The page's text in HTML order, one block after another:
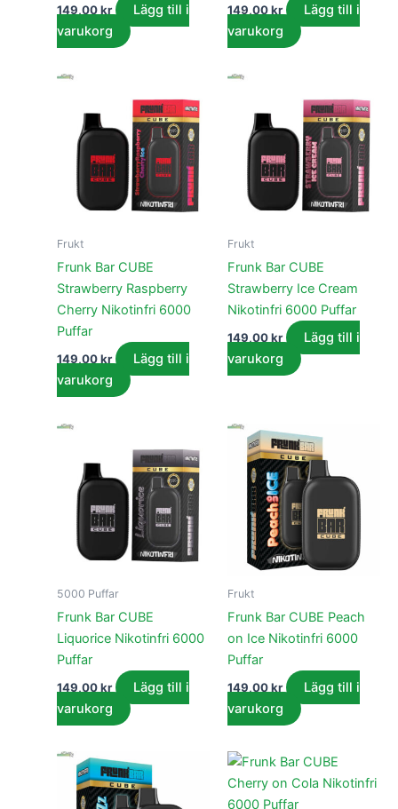
149,00kr
Lägg till i
varukorg
149,00kr
Lägg till i
varukorg
Frukt
Frunk Bar CUBE
Strawberry Raspberry
Cherry Nikotinfri 6000
Puffar
149,00kr
Lägg till i
varukorg
Frukt
Frunk Bar CUBE
Strawberry Ice Cream
Nikotinfri 6000 Puffar
149,00kr
Lägg till i
varukorg
5000 Puffar
Frunk Bar CUBE
Liquorice Nikotinfri 6000
Puffar
149,00kr
Lägg till i
varukorg
Frukt
Frunk Bar CUBE Peach
on Ice Nikotinfri 6000
Puffar
149,00kr
Lägg till i
varukorg